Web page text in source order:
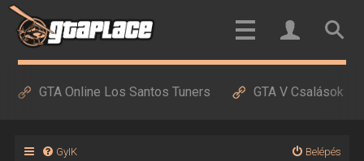
GTA Online Los Santos Tuners GTA V Csalások
GyIK Belépés